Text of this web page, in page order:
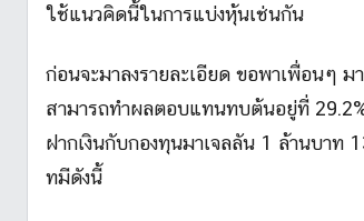
e
s
ใช้แนวคิดนี้ในการแบ่งหุ้นเช่นกัน
ก่อนจะมาลงรายละเอียด ขอพาเพื่อนๆ
สามารถทำผลตอบแทนทบต้นอยู่ที่
ฝากเงินกับกองทุนมาเจลลัน 1 ล้านบาท
ทมีดังนี้